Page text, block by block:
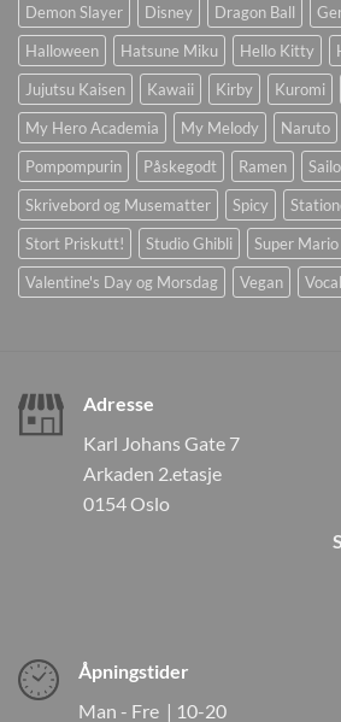
Demon Slayer
Disney Dragon Ball
Halloween
Hatsune Miku Hello Kitty
Jujutsu Kaisen
Kawaii Kirby Kuromi
My Hero Academia
My Melody Naruto
Pompompurin
Påskegodt Ramen
Skrivebord og Musematter
Spicy
Stort Priskutt!
Studio Ghibli Super Mario
Valentine's Day og Morsdag
Vegan
Adresse
Karl Johans Gate 7
Arkaden 2.etasje
0154 Oslo
Åpningstider
Man - Fre | 10-20